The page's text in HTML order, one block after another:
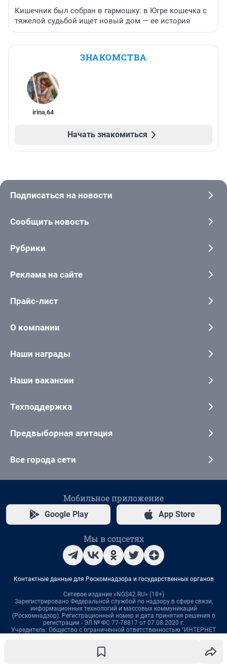
Кишечник был собран в гармошку: в Югре кошечка с
тяжелой судьбой ищет новый дом — ее история
ЗНАКОМСТВА
irina,64
Начать знакомиться
Подписаться на новости
Сообщить новость
Рубрики
Реклама на сайте
Прайс-лист
О компании
Наши награды
Наши вакансии
Техподдержка
Предвыборная агитация
Все города сети
Мобильное приложение
Google Play App Store
Мы в соцсетях
Контактные данные для Роскомнадзора и государственных органов
Сетевое издание «NGS42.RU» (18+)
Зарегистрировано Федеральной службой по надзору в сфере связи,
информационных технологий и массовых коммуникаций
(Роскомнадзор). Регистрационный номер и дата принятия решения о
регистрации - ЭЛ № ФС 77-78817 от 07.08.2020 г.
Учредитель: Общество с ограниченной ответственностью "ИНТЕРНЕТ
Адрес редакции: 650000, Россия, Кемерово, ул. 50 лет Октября, д. 11, офис
201, телефон +7 (3842) 23-22-60